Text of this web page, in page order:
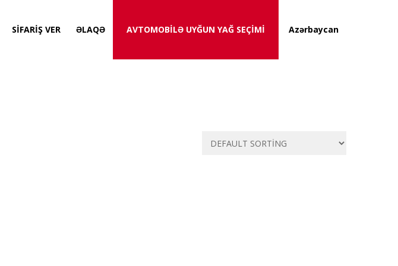
SİFARİŞ VER ƏLAQƏ AVTOMOBİLƏ UYĞUN YAĞ SEÇİMİ Azərbaycan